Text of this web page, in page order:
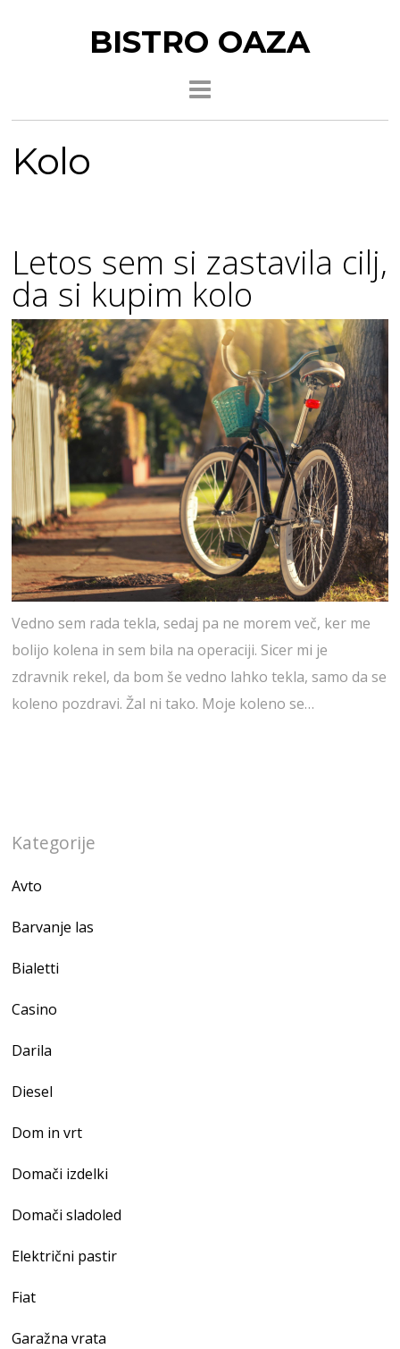
BISTRO OAZA
Kolo
Letos sem si zastavila cilj,
da si kupim kolo
Vedno sem rada tekla, sedaj pa ne morem več, ker me
bolijo kolena in sem bila na operaciji. Sicer mi je
zdravnik rekel, da bom še vedno lahko tekla, samo da se
koleno pozdravi. Žal ni tako. Moje koleno se…
Kategorije
Avto
Barvanje las
Bialetti
Casino
Darila
Diesel
Dom in vrt
Domači izdelki
Domači sladoled
Električni pastir
Fiat
Garažna vrata